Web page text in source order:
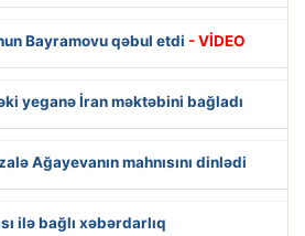
Bayramovu qəbul etdi - VİDEO
yeganə İran məktəbini bağladı
Ağayevanın mahnısını dinlədi
ilə bağlı xəbərdarlıq